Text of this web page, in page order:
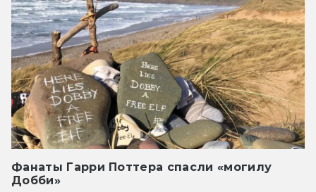
Фанаты Гарри Поттера спасли «могилу
Добби»